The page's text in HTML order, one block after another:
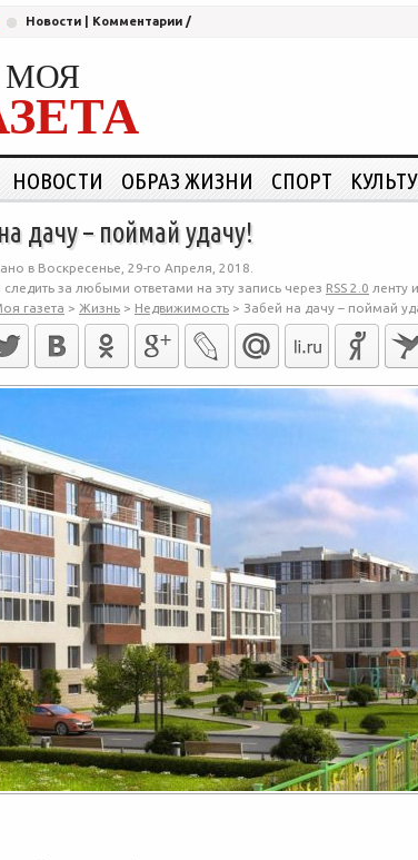
Новости Комментарии /
МОЯ
НОВОСТИ ОБРАЗ ЖИЗНИ СПОРТ
дачу – поймай удачу!
в Воскресенье, 29-го Апреля, 2018.
за любыми ответами на эту запись через RSS 2.0 ленту
газета > Жизнь > Недвижимость > Забей на дачу – поймай